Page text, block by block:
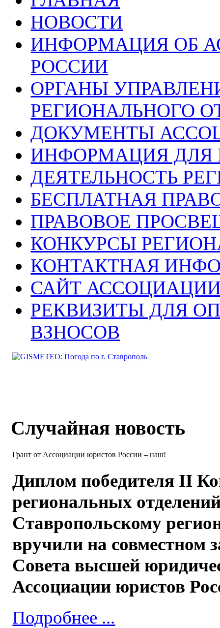
НОВОСТИ
ИНФОРМАЦИЯ ОБ
РОССИИ
ОРГАНЫ
РЕГИОНАЛЬНОГО
ДОКУМЕНТЫ
ИНФОРМАЦИЯ ДЛЯ
ДЕЯТЕЛЬНОСТЬ
БЕСПЛАТНАЯ
ПРАВОВОЕ
КОНКУРСЫ
КОНТАКТНАЯ
САЙТ
РЕКВИЗИТЫ ДЛЯ
ВЗНОСОВ
Случайная новость
Грант от Ассоциации юристов России – наш!
Диплом победителя II
региональных
Ставропольскому
вручили на совместном
Совета высшей
Ассоциации юристов
Подробнее ...